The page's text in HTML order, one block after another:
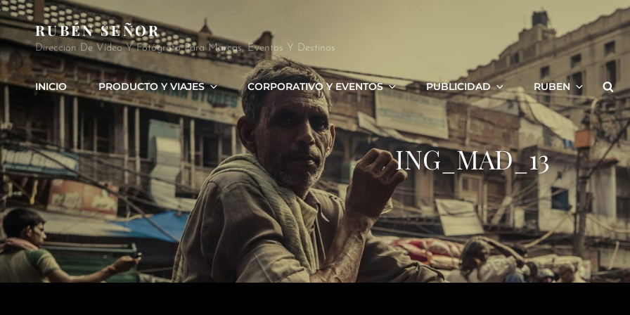
RUBÉN SEÑOR
Dirección De Vídeo Y Fotógrafo Para Marcas, Eventos Y Destinos
INICIO PRODUCTO Y VIAJES CORPORATIVO Y EVENTOS PUBLICIDAD RUBEN
ING_MAD_13